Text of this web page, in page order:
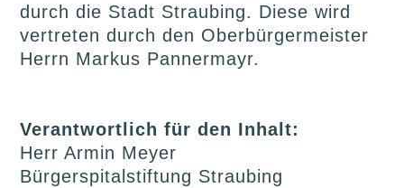
durch die Stadt Straubing. Diese wird
vertreten durch den Oberbürgermeister
Herrn Markus Pannermayr.
Verantwortlich für den Inhalt:
Herr Armin Meyer
Bürgerspitalstiftung Straubing